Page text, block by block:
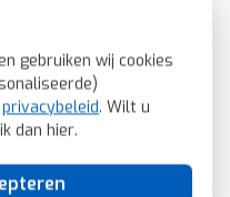
gebruiken wij cookies
privacybeleid. Wilt u
dan hier.
IP20
Ja
Q7 aluminium (16206074)